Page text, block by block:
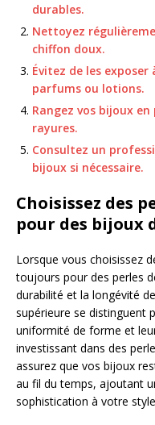
durables.
Nettoyez
chiffon doux.
Évitez de les
parfums ou lotions.
Rangez vos bijoux
rayures.
Consultez un
bijoux si nécessaire.
Choisissez des
pour des bijoux
Lorsque vous choisissez
toujours pour des perles
durabilité et la longévité
supérieure se distinguent
uniformité de forme et
investissant dans des
assurez que vos bijoux
au fil du temps, ajoutant
sophistication à votre